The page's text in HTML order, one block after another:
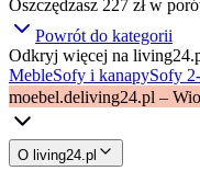
Oszczędzasz 227 złw
Powrót do kategorii
Odkryj więcej na
MebleSofy i kanapySofy
moebel.deliving24.pl –
O living24.pl